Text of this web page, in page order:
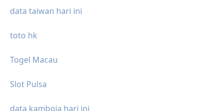
data taiwan hari ini
toto hk
Togel Macau
Slot Pulsa
data kamboja hari ini